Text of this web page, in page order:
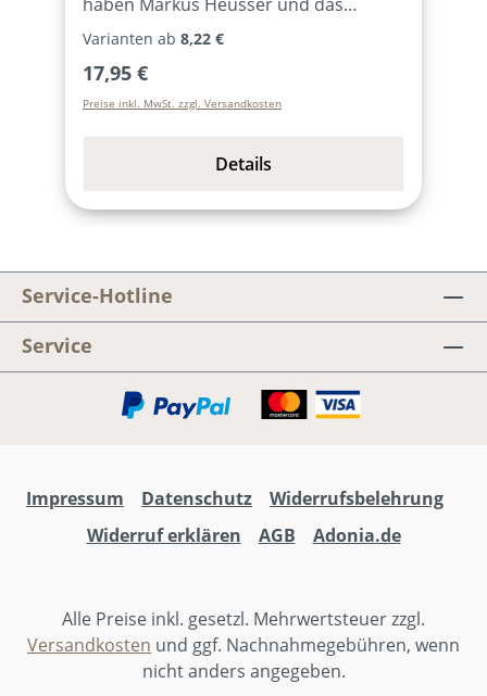
Adonia-Team 20 Songs geschrieben,
Manchmal laut und energievoll (z.B.
Na-na-Niemand, Singt laut!, Freude
auch leise und andächtig (z.B. Vater
Wunder).Ermutigende Ohrwürmer, mit
Sitzmann, Thorsten Rheinschmidt
u.v.m.). Für Kindergottesdienst,
Jungschar und zum Heißlaufen in den
Musikplayern zuhause und
unterwegs.Besonders: Im Liederheft
gibt es zu vielen Liedern Choreo-Videos
geeignet.Marcel Wittwer, Markus
Heusser, Magdalena Engels, Regula
Salathé, Markus Hottiger, Larissa
DätwylerRund um die Songs von
„SINGT LAUT!“ hat Jonathan Enns ein
Musical mit dem Titel „WIE GEHT
Varianten ab 8,22 €
Regulärer Preis:
17,95 €
Preise inkl. MwSt. zzgl. Versandkosten
Details
Service-Hotline
Service
Impressum Datenschutz
Widerrufsbelehrung
Widerruf erklären
AGB Adonia.de
Alle Preise inkl. gesetzl. Mehrwertsteuer zzgl.
Versandkosten und ggf. Nachnahmegebühren, wenn
nicht anders angegeben.